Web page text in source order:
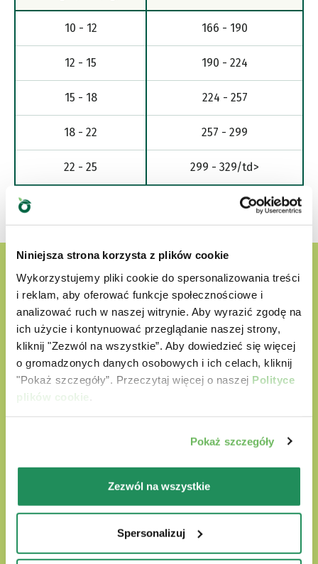
Niniejsza strona korzysta z plików cookie
Wykorzystujemy pliki cookie do spersonalizowania treści
i reklam, aby oferować funkcje społecznościowe i
analizować ruch w naszej witrynie. Aby wyrazić zgodę na
ich użycie i kontynuować przeglądanie naszej strony,
kliknij "Zezwól na wszystkie”. Aby dowiedzieć się więcej
o gromadzonych danych osobowych i ich celach, kliknij
"Pokaż szczegóły”. Przeczytaj więcej o naszej Polityce
plików cookie
Pokaż szczegóły
Zezwól na wszystkie
Spersonalizuj
10 - 12 166 - 190
12 - 15 190 - 224
15 - 18 224 - 257
18 - 22 257 - 299
22 - 25 299 - 329/td>